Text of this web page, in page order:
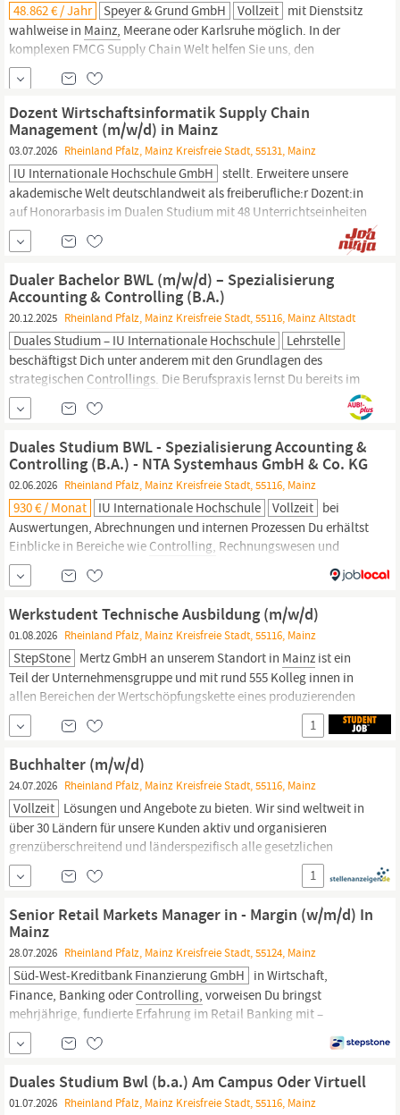
48.862 € / Jahr Speyer & Grund GmbH Vollzeit mit Dienstsitz
wahlweise in Mainz, Meerane oder Karlsruhe möglich. In der
komplexen FMCG Supply Chain Welt helfen Sie uns, den
Kundenfokus und damit die Prioritäten richtig zu setzen. In Ihrer
Rolle berichten Sie an den Geschäftsführer SCM und arbeiten eng
zusammen mit den Kollegen in den Bereichen Vertrieb,
Produktion, Logistik, IT undControlling - verteilt
Dozent Wirtschaftsinformatik Supply Chain
Management (m/w/d) in Mainz
03.07.2026 Rheinland Pfalz, Mainz Kreisfreie Stadt, 55131, Mainz
IU Internationale Hochschule GmbH stellt. Erweitere unsere
akademische Welt deutschlandweit als freiberufliche:r Dozent:in
auf Honorarbasis im Dualen Studium mit 48 Unterrichtseinheiten
ab dem Jetzt bewerben . Wähle zwischen einem unserer vakanten
Standorte: Frankfurt am Main, Leipzig oder
Das erwartet
Dich Du vermittelst wissenschaftlich fundierte Kenntnisse mit
hohem...
Dualer Bachelor BWL (m/w/d) – Spezialisierung
Accounting & Controlling (B.A.)
20.12.2025 Rheinland Pfalz, Mainz Kreisfreie Stadt, 55116, Mainz Altstadt
Duales Studium – IU Internationale Hochschule
Lehrstelle
beschäftigst Dich unter anderem mit den Grundlagen des
strategischen Controllings. Die Berufspraxis lernst Du bereits im
Studium: anhand von Fallbeispielen, Praxisprojekten und
natürlich durch die Arbeit bei Deinem Praxispartner. Das erwartet
ControllingDein Duales Studium...
Duales Studium BWL - Spezialisierung Accounting &
Controlling (B.A.) - NTA Systemhaus GmbH & Co. KG
02.06.2026 Rheinland Pfalz, Mainz Kreisfreie Stadt, 55116, Mainz
930 € / Monat IU Internationale Hochschule Vollzeit bei
Auswertungen, Abrechnungen und internen Prozessen Du erhältst
Einblicke in Bereiche wie Controlling, Rechnungswesen und
Unternehmenssteuerung Du wirkst bei der Vorbereitung von
betriebswirtschaftlichen Auswertungen und einfachen Analysen
aktiv mit Die Pflege und Aufbereitung von Zahlen, Daten und
Berichten
Werkstudent Technische Ausbildung (m/w/d)
01.08.2026 Rheinland Pfalz, Mainz Kreisfreie Stadt, 55116, Mainz
StepStone Mertz GmbH an unserem Standort in Mainz ist ein
Teil der Unternehmensgruppe und mit rund 555 Kolleg innen in
allen Bereichen der Wertschöpfungskette eines produzierenden
Gewerbes vertreten. Original Stellenanzeige auf StepStone.de
bit.ly/4w2X7RC STJB1 DE Finance, Accounting,
Controlling
Stunden: 32 - 40 Stunden
1
Buchhalter (m/w/d)
24.07.2026 Rheinland Pfalz, Mainz Kreisfreie Stadt, 55116, Mainz
Vollzeit Lösungen und Angebote zu bieten. Wir sind weltweit in
über 30 Ländern für unsere Kunden aktiv und organisieren
grenzüberschreitend und länderspezifisch alle gesetzlichen
Rücknahmepflichten. Zur Verstärkung unseres Teams suchen wir
Dich als Buchhalter (m/w/d) ab sofort | Vollzeit | Standort Mainz
Deine Aufgaben: Eigenverantwortliche Bearbeitung der...
1
Senior Retail Markets Manager in - Margin (w/m/d) In
Mainz
28.07.2026 Rheinland Pfalz, Mainz Kreisfreie Stadt, 55124, Mainz
Süd-West-Kreditbank Finanzierung GmbH in Wirtschaft,
Finance, Banking oderControlling, vorweisen Du bringst
mehrjährige, fundierte Erfahrung im Retail Banking mit –
insbesondere im Kreditgeschäft, Einlagengeschäft, Pricing und
der Margensteuerung Du verfügst über ein sehr gutes Verständnis
Duales Studium Bwl (b.a.) Am Campus Oder Virtuell
01.07.2026 Rheinland Pfalz, Mainz Kreisfreie Stadt, 55116, Mainz